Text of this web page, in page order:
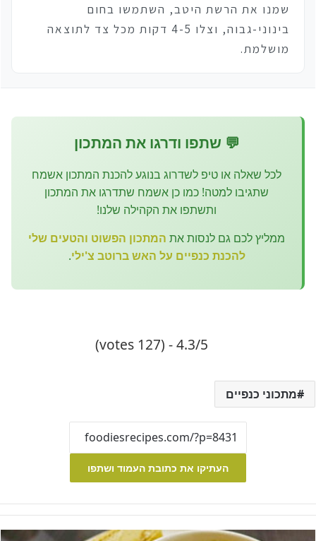
שמנו את הרשת היטב, השתמשו בחום
בינוני-גבוה, וצלו 4-5 דקות מכל צד לתוצאה
מושלמת.
💬 שתפו ודרגו את המתכון
לכל שאלה או טיפ לשדרוג בנוגע להכנת המתכון אשמח
שתגיבו למטה! כמו כן אשמח שתדרגו את המתכון
ותשתפו את הקהילה שלנו!
ממליץ לכם גם לנסות את המתכון הפשוט והטעים שלי
להכנת כנפיים על האש ברוטב צ'ילי.
4.3/5 - (127 votes)
מתכוני כנפיים
העתיקו את כתובת העמוד ושתפו